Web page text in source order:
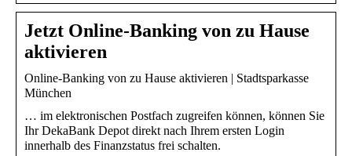
Jetzt Online-Banking von zu Hause
aktivieren
Online-Banking von zu Hause aktivieren | Stadtsparkasse
München
… im elektronischen Postfach zugreifen können, können Sie
Ihr DekaBank Depot direkt nach Ihrem ersten Login
innerhalb des Finanzstatus frei schalten.